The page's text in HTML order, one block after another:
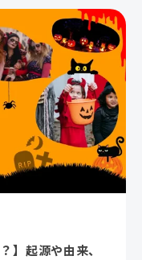
】起源や由来、